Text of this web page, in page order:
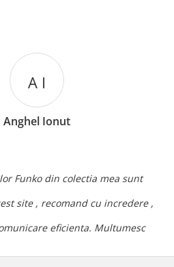
A I
Anghel Ionut
Funko din colectia mea sunt
site , recomand cu incredere ,
eficienta. Multumesc